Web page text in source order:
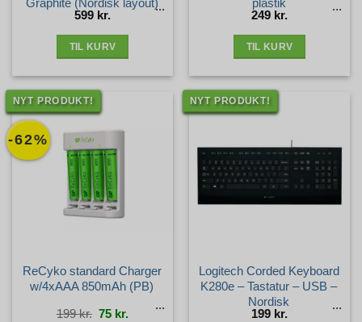
Graphite (Nordisk layout)
599 kr.
TIL KURV
plastik
249 kr.
TIL KURV
-62%
NYT PRODUKT!
ReCyko standard Charger
w/4xAAA 850mAh (PB)
199kr. Den
oprindelige
75 kr.aktuelle
NYT PRODUKT!
Logitech Corded Keyboard
K280e – Tastatur – USB –
Nordisk
199 kr.